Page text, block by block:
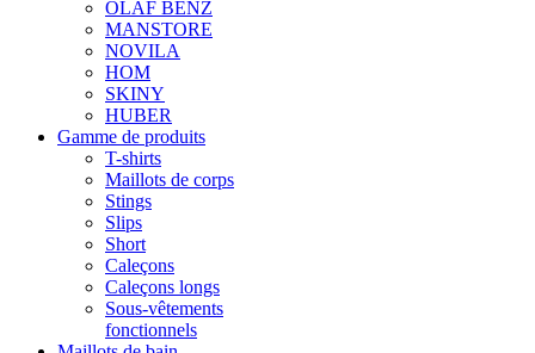
OLAF BENZ
MANSTORE
NOVILA
HOM
SKINY
HUBER
Gamme de produits
T-shirts
Maillots de corps
Stings
Slips
Short
Caleçons
Caleçons longs
Sous-vêtements
fonctionnels